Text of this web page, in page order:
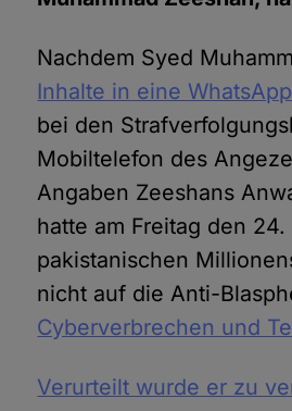
Nachdem Syed
Inhalte in eine
bei den
Mobiltelefon des
Angaben Zeeshans
hatte am Freitag den
pakistanischen
nicht auf die Anti-
Cyberverbrechen und
Verurteilt wurde er zu